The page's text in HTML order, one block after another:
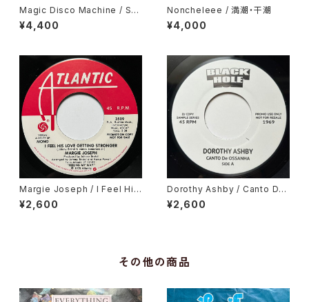
Magic Disco Machine / Scr
atchin'
¥4,400
Noncheleee / 満潮・干潮
¥4,000
Margie Joseph / I Feel His
Love Getting Stronger
¥2,600
Dorothy Ashby / Canto De
Ossanha, Cause I Need It
¥2,600
その他の商品